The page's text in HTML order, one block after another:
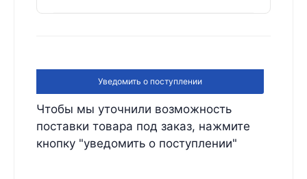
Уведомить о поступлении
Чтобы мы уточнили возможность
поставки товара под заказ, нажмите
кнопку "уведомить о поступлении"